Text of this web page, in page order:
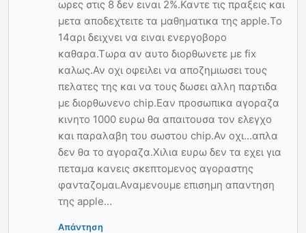
ωρες στις 8 δεν ειναι 2%.Καντε τις πραξεις και
μετα αποδεχτειτε τα μαθηματικα της apple.Το
14αρι δειχνει να ειναι ενεργοβορο
καθαρα.Τωρα αν αυτο διορθωνετε με fix
καλως.Αν οχι οφειλει να αποζημιωσει τους
πελατες της και να τους δωσει αλλη παρτιδα
με διορθωνενο chip.Εαν προσωπικα αγοραζα
κινητο 1000 ευρω θα απαιτουσα τον ελεγχο
και παραλαβη του σωστου chip.Αν οχι…απλα
δεν θα το αγοραζα.Χιλια ευρω δεν τα εχει για
πεταμα κανεις σκεπτομενος αγοραστης
φανταζομαι.Αναμενουμε επισημη απαντηση
της apple…
Απάντηση